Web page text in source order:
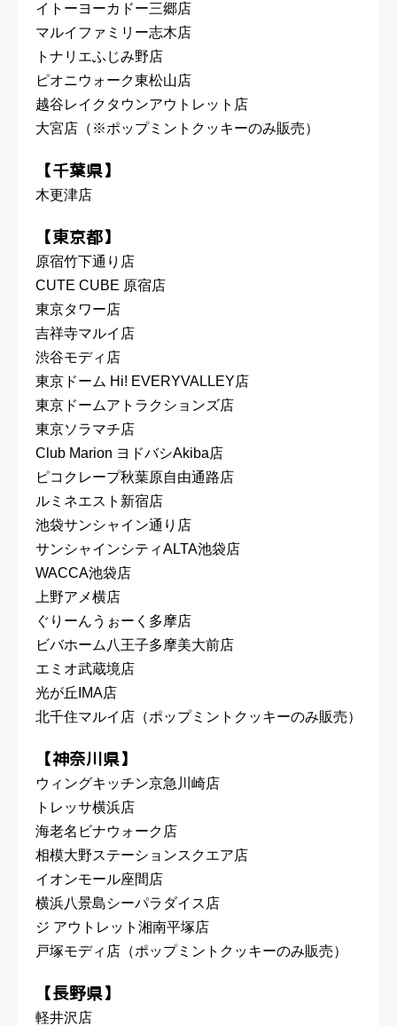
イトーヨーカドー三郷店
マルイファミリー志木店
トナリエふじみ野店
ピオニウォーク東松山店
越谷レイクタウンアウトレット店
大宮店（※ポップミントクッキーのみ販売）
【千葉県】
木更津店
【東京都】
原宿竹下通り店
CUTE CUBE 原宿店
東京タワー店
吉祥寺マルイ店
渋谷モディ店
東京ドーム Hi! EVERYVALLEY店
東京ドームアトラクションズ店
東京ソラマチ店
Club Marion ヨドバシAkiba店
ピコクレープ秋葉原自由通路店
ルミネエスト新宿店
池袋サンシャイン通り店
サンシャインシティALTA池袋店
WACCA池袋店
上野アメ横店
ぐりーんうぉーく多摩店
ビバホーム八王子多摩美大前店
エミオ武蔵境店
光が丘IMA店
北千住マルイ店（ポップミントクッキーのみ販売）
【神奈川県】
ウィングキッチン京急川崎店
トレッサ横浜店
海老名ビナウォーク店
相模大野ステーションスクエア店
イオンモール座間店
横浜八景島シーパラダイス店
ジ アウトレット湘南平塚店
戸塚モディ店（ポップミントクッキーのみ販売）
【長野県】
軽井沢店